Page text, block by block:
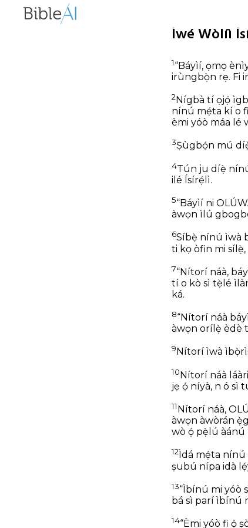
Ìwé Wòlíì
1“Báyìí, ọmọ
irùngbọ̀n rẹ. Fi
2 Nígbà tí ọjọ́
nínú mẹ́ta kí o
èmi yóò máa lé
3Ṣùgbọ́n mú
4Tún ju díẹ̀
ilé Ísírẹ́lì.
5“Báyìí ni
àwọn ìlú
6Síbẹ̀ nínú ìwà
ti kọ òfin mi
7“Nítorí náà,
tí o kò sì tẹ̀lé
ká.
8“Nítorí náà
àwọn orílẹ̀ èdè
9 Nítorí ìwà
10Nítorí náà
jẹ ọ́ níyà, n ó sì
11 Nítorí náà,
àwọn àwòrán
wò ọ́ pẹ̀lú àánú
12 Ìdá mẹ́ta
ṣubú nípa idà
13“Ìbínú mi yóò
bá sì parí ìbínú
14“Èmi yóò fi ọ́